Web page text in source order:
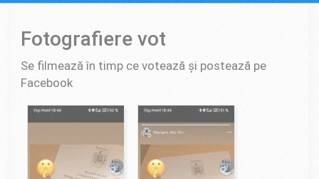
Fotografiere vot
Se filmează în timp ce votează și postează pe
Facebook